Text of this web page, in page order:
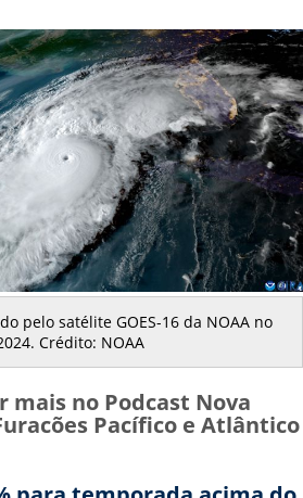
pelo satélite GOES-16 da NOAA no
Crédito: NOAA
mais no Podcast Nova
Pacífico e Atlântico